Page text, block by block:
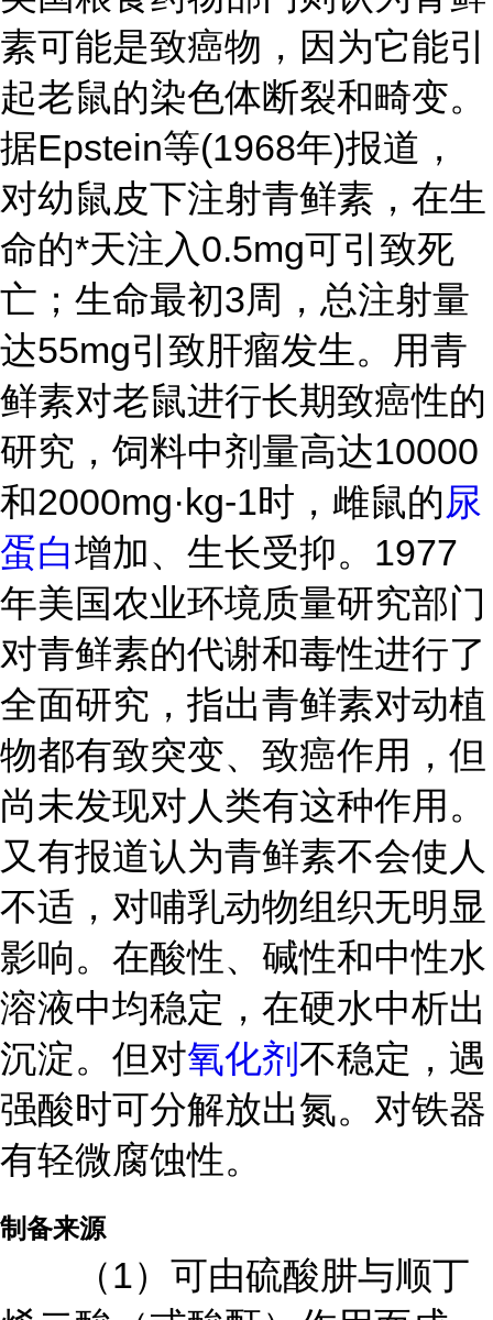
素可能是致癌物，因为它能引
起老鼠的染色体断裂和畸变。
据Epstein等(1968年)报道，
对幼鼠皮下注射青鲜素，在生
命的*天注入0.5mg可引致死
亡；生命最初3周，总注射量
达55mg引致肝瘤发生。用青
鲜素对老鼠进行长期致癌性的
研究，饲料中剂量高达10000
和2000mg·kg-1时，雌鼠的尿
蛋白增加、生长受抑。1977
年美国农业环境质量研究部门
对青鲜素的代谢和毒性进行了
全面研究，指出青鲜素对动植
物都有致突变、致癌作用，但
尚未发现对人类有这种作用。
又有报道认为青鲜素不会使人
不适，对哺乳动物组织无明显
影响。在酸性、碱性和中性水
溶液中均稳定，在硬水中析出
沉淀。但对氧化剂不稳定，遇
强酸时可分解放出氮。对铁器
有轻微腐蚀性。
制备来源
（1）可由硫酸肼与顺丁